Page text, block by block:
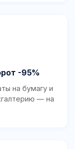
-95%
на бумагу и
— на